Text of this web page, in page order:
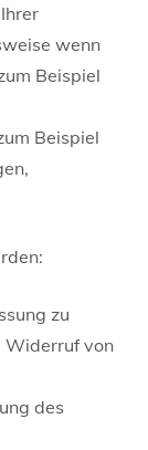
wenn
Beispiel
Beispiel
zu
Widerruf von
des